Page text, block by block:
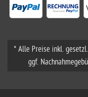
* Alle Preise inkl.
ggf.